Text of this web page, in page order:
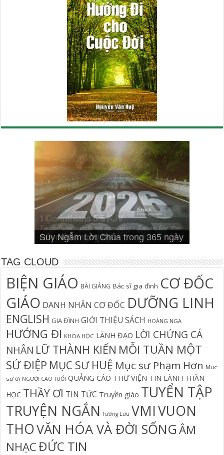
Suy Ngẫm Lời Chúa trong 365 ngày
Đối diện lương tâm
Thần học thay thế
Cơn Đại Nạn Và Hội Thánh (bản
hiệu đính)
Suy Ngẫm Lời Chúa 365 Ngày
Hội Thánh sẽ trải qua cơn đại nạn?
Câu Cá Và Đánh Lưới Người
4 Signs You Aren’t Walking In Your
Calling
Thiên Lộ Lịch Trình
Suy Ngẫm Tân Ước Với Warren W.
Wiersbe
TAG CLOUD
BIỆN GIÁO BÀI GIẢNG Bác sĩ gia đình CƠ ĐỐC
GIÁO DANH NHÂN CƠ ĐỐC DƯỠNG LINH
ENGLISH GIA ĐÌNH GIỚI THIỆU SÁCH HOÀNG NGA
HƯỚNG ĐI KHOA HỌC LÃNH ĐẠO LỜI CHỨNG CÁ
NHÂN LỮ THÀNH KIẾN MỖI TUẦN MỘT
SỨ ĐIỆP MỤC SƯ HUỆ Mục sư Phạm Hơn Mục
sư ơi NGƯỜI CAO TUỔI QUẢNG CÁO THƯ VIỆN TIN LÀNH THẦN
HỌC THẦY ƠI TIN TỨC Truyền giáo TUYỂN TẬP
TRUYỆN NGẮN Tường Lưu VMIVUON
THOVĂN HÓA VÀ ĐỜI SỐNGÂM
NHẠCĐỨC TIN